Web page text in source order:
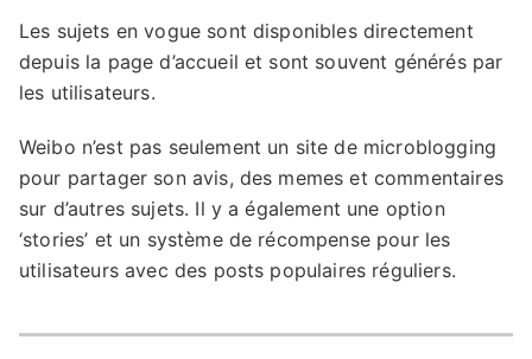
Les sujets en vogue sont disponibles directement
depuis la page d’accueil et sont souvent générés par
les utilisateurs.
Weibo n’est pas seulement un site de microblogging
pour partager son avis, des memes et commentaires
sur d’autres sujets. Il y a également une option
‘stories’ et un système de récompense pour les
utilisateurs avec des posts populaires réguliers.